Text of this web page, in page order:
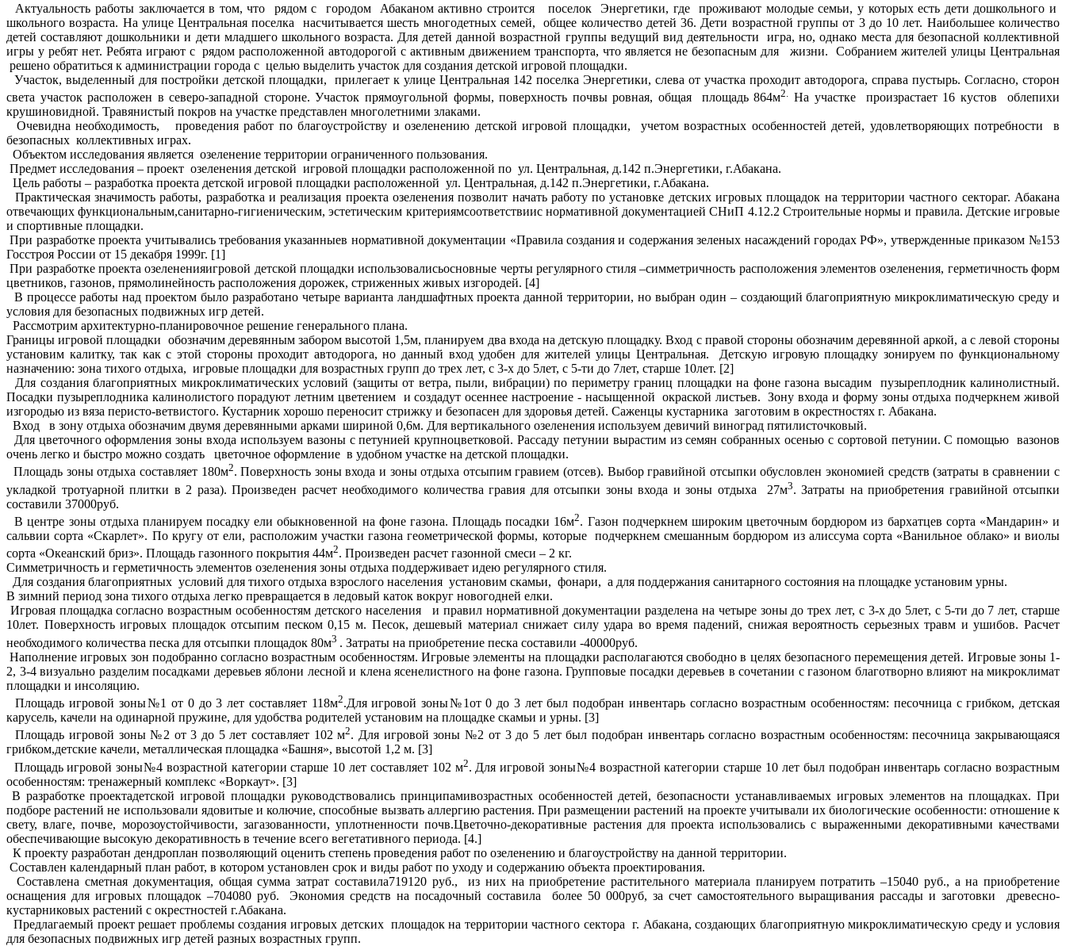
Актуальность работы заключается в том, что рядом с городом Абаканом активно строится поселок Энергетики, где проживают молодые семьи, у которых есть дети дошкольного и
школьного возраста. На улице Центральная поселка насчитывается шесть многодетных семей, общее количество детей 36. Дети возрастной группы от 3 до 10 лет. Наибольшее количество
детей составляют дошкольники и дети младшего школьного возраста. Для детей данной возрастной группы ведущий вид деятельности игра, но, однако места для безопасной коллективной
игры у ребят нет. Ребята играют с рядом расположенной автодорогой с активным движением транспорта, что является не безопасным для жизни. Собранием жителей улицы Центральная
решено обратиться к администрации города с целью выделить участок для создания детской игровой площадки.
Участок, выделенный для постройки детской площадки, прилегает к улице Центральная 142 поселка Энергетики, слева от участка проходит автодорога, справа пустырь. Согласно, сторон
света участок расположен в северо-западной стороне. Участок прямоугольной формы, поверхность почвы ровная, общая площадь 864м2.
На участке произрастает 16 кустов облепихи
крушиновидной. Травянистый покров на участке представлен многолетними злаками.
Очевидна необходимость, проведения работ по благоустройству и озеленению детской игровой площадки, учетом возрастных особенностей детей, удовлетворяющих потребности в
безопасных коллективных играх.
Объектом исследования является озеленение территории ограниченного пользования.
Предмет исследования – проект озеленения детской игровой площадки расположенной по ул. Центральная, д.142 п.Энергетики, г.Абакана.
Цель работы – разработка проекта детской игровой площадки расположенной ул. Центральная, д.142 п.Энергетики, г.Абакана.
Практическая значимость работы, разработка и реализация проекта озеленения позволит начать работу по установке детских игровых площадок на территории частного сектораг. Абакана
отвечающих функциональным,санитарно-гигиеническим, эстетическим критериямсоответствиис нормативной документацией СНиП 4.12.2 Строительные нормы и правила. Детские игровые
и спортивные площадки.
При разработке проекта учитывались требования указанныев нормативной документации «Правила создания и содержания зеленых насаждений городах РФ», утвержденные приказом №153
Госстроя России от 15 декабря 1999г. [1]
При разработке проекта озелененияигровой детской площадки использовалисьосновные черты регулярного стиля –симметричность расположения элементов озеленения, герметичность форм
цветников, газонов, прямолинейность расположения дорожек, стриженных живых изгородей. [4]
В процессе работы над проектом было разработано четыре варианта ландшафтных проекта данной территории, но выбран один – создающий благоприятную микроклиматическую среду и
условия для безопасных подвижных игр детей.
Рассмотрим архитектурно-планировочное решение генерального плана.
Границы игровой площадки обозначим деревянным забором высотой 1,5м, планируем два входа на детскую площадку. Вход с правой стороны обозначим деревянной аркой, а с левой стороны
установим калитку, так как с этой стороны проходит автодорога, но данный вход удобен для жителей улицы Центральная. Детскую игровую площадку зонируем по функциональному
назначению: зона тихого отдыха, игровые площадки для возрастных групп до трех лет, с 3-х до 5лет, с 5-ти до 7лет, старше 10лет. [2]
Для создания благоприятных микроклиматических условий (защиты от ветра, пыли, вибрации) по периметру границ площадки на фоне газона высадим пузыреплодник калинолистный.
Посадки пузыреплодника калинолистого порадуют летним цветением и создадут осеннее настроение - насыщенной окраской листьев. Зону входа и форму зоны отдыха подчеркнем живой
изгородью из вяза перисто-ветвистого. Кустарник хорошо переносит стрижку и безопасен для здоровья детей. Саженцы кустарника заготовим в окрестностях г. Абакана.
Вход в зону отдыха обозначим двумя деревянными арками шириной 0,6м. Для вертикального озеленения используем девичий виноград пятилисточковый.
Для цветочного оформления зоны входа используем вазоны с петунией крупноцветковой. Рассаду петунии вырастим из семян собранных осенью с сортовой петунии. С помощью вазонов
очень легко и быстро можно создать цветочное оформление в удобном участке на детской площадки.
Площадь зоны отдыха составляет 180м2. Поверхность зоны входа и зоны отдыха отсыпим гравием (отсев). Выбор гравийной отсыпки обусловлен экономией средств (затраты в сравнении с
укладкой тротуарной плитки в 2 раза). Произведен расчет необходимого количества гравия для отсыпки зоны входа и зоны отдыха 27м3. Затраты на приобретения гравийной отсыпки
составили 37000руб.
В центре зоны отдыха планируем посадку ели обыкновенной на фоне газона. Площадь посадки 16м2. Газон подчеркнем широким цветочным бордюром из бархатцев сорта «Мандарин» и
сальвии сорта «Скарлет». По кругу от ели, расположим участки газона геометрической формы, которые подчеркнем смешанным бордюром из алиссума сорта «Ванильное облако» и виолы
сорта «Океанский бриз». Площадь газонного покрытия 44м2. Произведен расчет газонной смеси – 2 кг.
Симметричность и герметичность элементов озеленения зоны отдыха поддерживает идею регулярного стиля.
Для создания благоприятных условий для тихого отдыха взрослого населения установим скамьи, фонари, а для поддержания санитарного состояния на площадке установим урны.
В зимний период зона тихого отдыха легко превращается в ледовый каток вокруг новогодней елки.
Игровая площадка согласно возрастным особенностям детского населения и правил нормативной документации разделена на четыре зоны до трех лет, с 3-х до 5лет, с 5-ти до 7 лет, старше
10лет. Поверхность игровых площадок отсыпим песком 0,15 м. Песок, дешевый материал снижает силу удара во время падений, снижая вероятность серьезных травм и ушибов. Расчет
необходимого количества песка для отсыпки площадок 80м3 . Затраты на приобретение песка составили -40000руб.
Наполнение игровых зон подобранно согласно возрастным особенностям. Игровые элементы на площадки располагаются свободно в целях безопасного перемещения детей. Игровые зоны 1-
2, 3-4 визуально разделим посадками деревьев яблони лесной и клена ясенелистного на фоне газона. Групповые посадки деревьев в сочетании с газоном благотворно влияют на микроклимат
площадки и инсоляцию.
Площадь игровой зоны№1 от 0 до 3 лет составляет 118м2.Для игровой зоны№1от 0 до 3 лет был подобран инвентарь согласно возрастным особенностям: песочница с грибком, детская
карусель, качели на одинарной пружине, для удобства родителей установим на площадке скамьи и урны. [3]
Площадь игровой зоны №2 от 3 до 5 лет составляет 102 м2. Для игровой зоны №2 от 3 до 5 лет был подобран инвентарь согласно возрастным особенностям: песочница закрывающаяся
грибком,детские качели, металлическая площадка «Башня», высотой 1,2 м. [3]
Площадь игровой зоны№4 возрастной категории старше 10 лет составляет 102 м2. Для игровой зоны№4 возрастной категории старше 10 лет был подобран инвентарь согласно возрастным
особенностям: тренажерный комплекс «Воркаут». [3]
В разработке проектадетской игровой площадки руководствовались принципамивозрастных особенностей детей, безопасности устанавливаемых игровых элементов на площадках. При
подборе растений не использовали ядовитые и колючие, способные вызвать аллергию растения. При размещении растений на проекте учитывали их биологические особенности: отношение к
свету, влаге, почве, морозоустойчивости, загазованности, уплотненности почв.Цветочно-декоративные растения для проекта использовались с выраженными декоративными качествами
обеспечивающие высокую декоративность в течение всего вегетативного периода. [4.]
К проекту разработан дендроплан позволяющий оценить степень проведения работ по озеленению и благоустройству на данной территории.
Составлен календарный план работ, в котором установлен срок и виды работ по уходу и содержанию объекта проектирования.
Составлена сметная документация, общая сумма затрат составила719120 руб., из них на приобретение растительного материала планируем потратить –15040 руб., а на приобретение
оснащения для игровых площадок –704080 руб. Экономия средств на посадочный составила более 50 000руб, за счет самостоятельного выращивания рассады и заготовки древесно-
кустарниковых растений с окрестностей г.Абакана.
Предлагаемый проект решает проблемы создания игровых детских площадок на территории частного сектора г. Абакана, создающих благоприятную микроклиматическую среду и условия
для безопасных подвижных игр детей разных возрастных групп.